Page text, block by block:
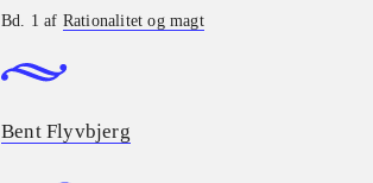
Bd. 1 af Rationalitet og magt
Bent Flyvbjerg